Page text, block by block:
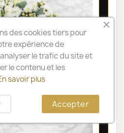
des cookies tiers pour
expérience de
le trafic du site et
le contenu et les
savoir plus
Accepter